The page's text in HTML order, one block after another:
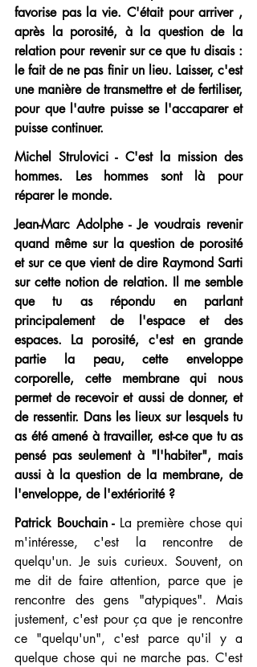
favorise pas la vie. C'était pour arriver ,
après la porosité, à la question de la
relation pour revenir sur ce que tu disais :
le fait de ne pas finir un lieu. Laisser, c'est
une manière de transmettre et de fertiliser,
pour que l'autre puisse se l'accaparer et
puisse continuer.
Michel Strulovici - C'est la mission des
hommes. Les hommes sont là pour
réparer le monde.
Jean-Marc Adolphe - Je voudrais revenir
quand même sur la question de porosité
et sur ce que vient de dire Raymond Sarti
sur cette notion de relation. Il me semble
que tu as répondu en parlant
principalement de l'espace et des
espaces. La porosité, c'est en grande
partie la peau, cette enveloppe
corporelle, cette membrane qui nous
permet de recevoir et aussi de donner, et
de ressentir. Dans les lieux sur lesquels tu
as été amené à travailler, est-ce que tu as
pensé pas seulement à "l'habiter", mais
aussi à la question de la membrane, de
l'enveloppe, de l'extériorité ?
Patrick Bouchain - La première chose qui
m'intéresse, c'est la rencontre de
quelqu'un. Je suis curieux. Souvent, on
me dit de faire attention, parce que je
rencontre des gens "atypiques". Mais
justement, c'est pour ça que je rencontre
ce "quelqu'un", c'est parce qu'il y a
quelque chose qui ne marche pas. C'est